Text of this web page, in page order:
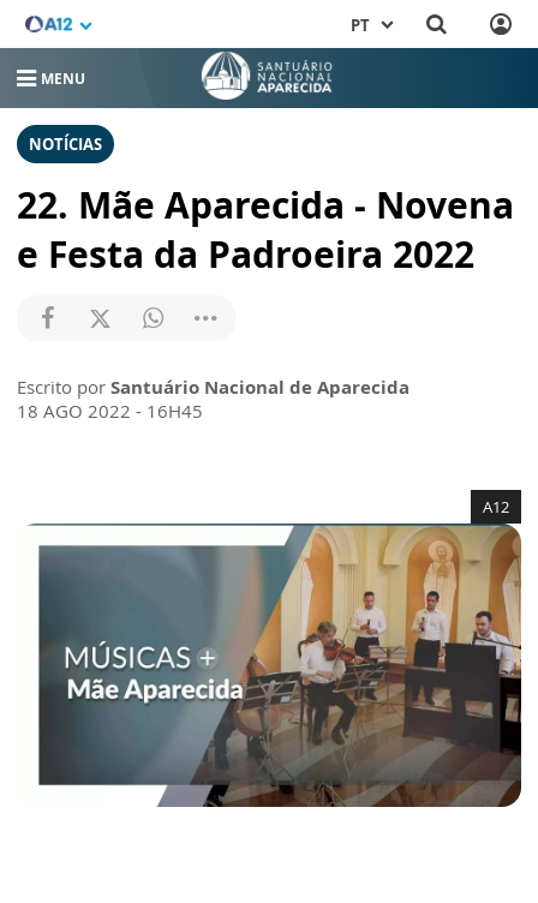
PT
MENU
NOTÍCIAS
22. Mãe Aparecida - Novena
e Festa da Padroeira 2022
Escrito por Santuário Nacional de Aparecida
18 AGO 2022 - 16H45
A12